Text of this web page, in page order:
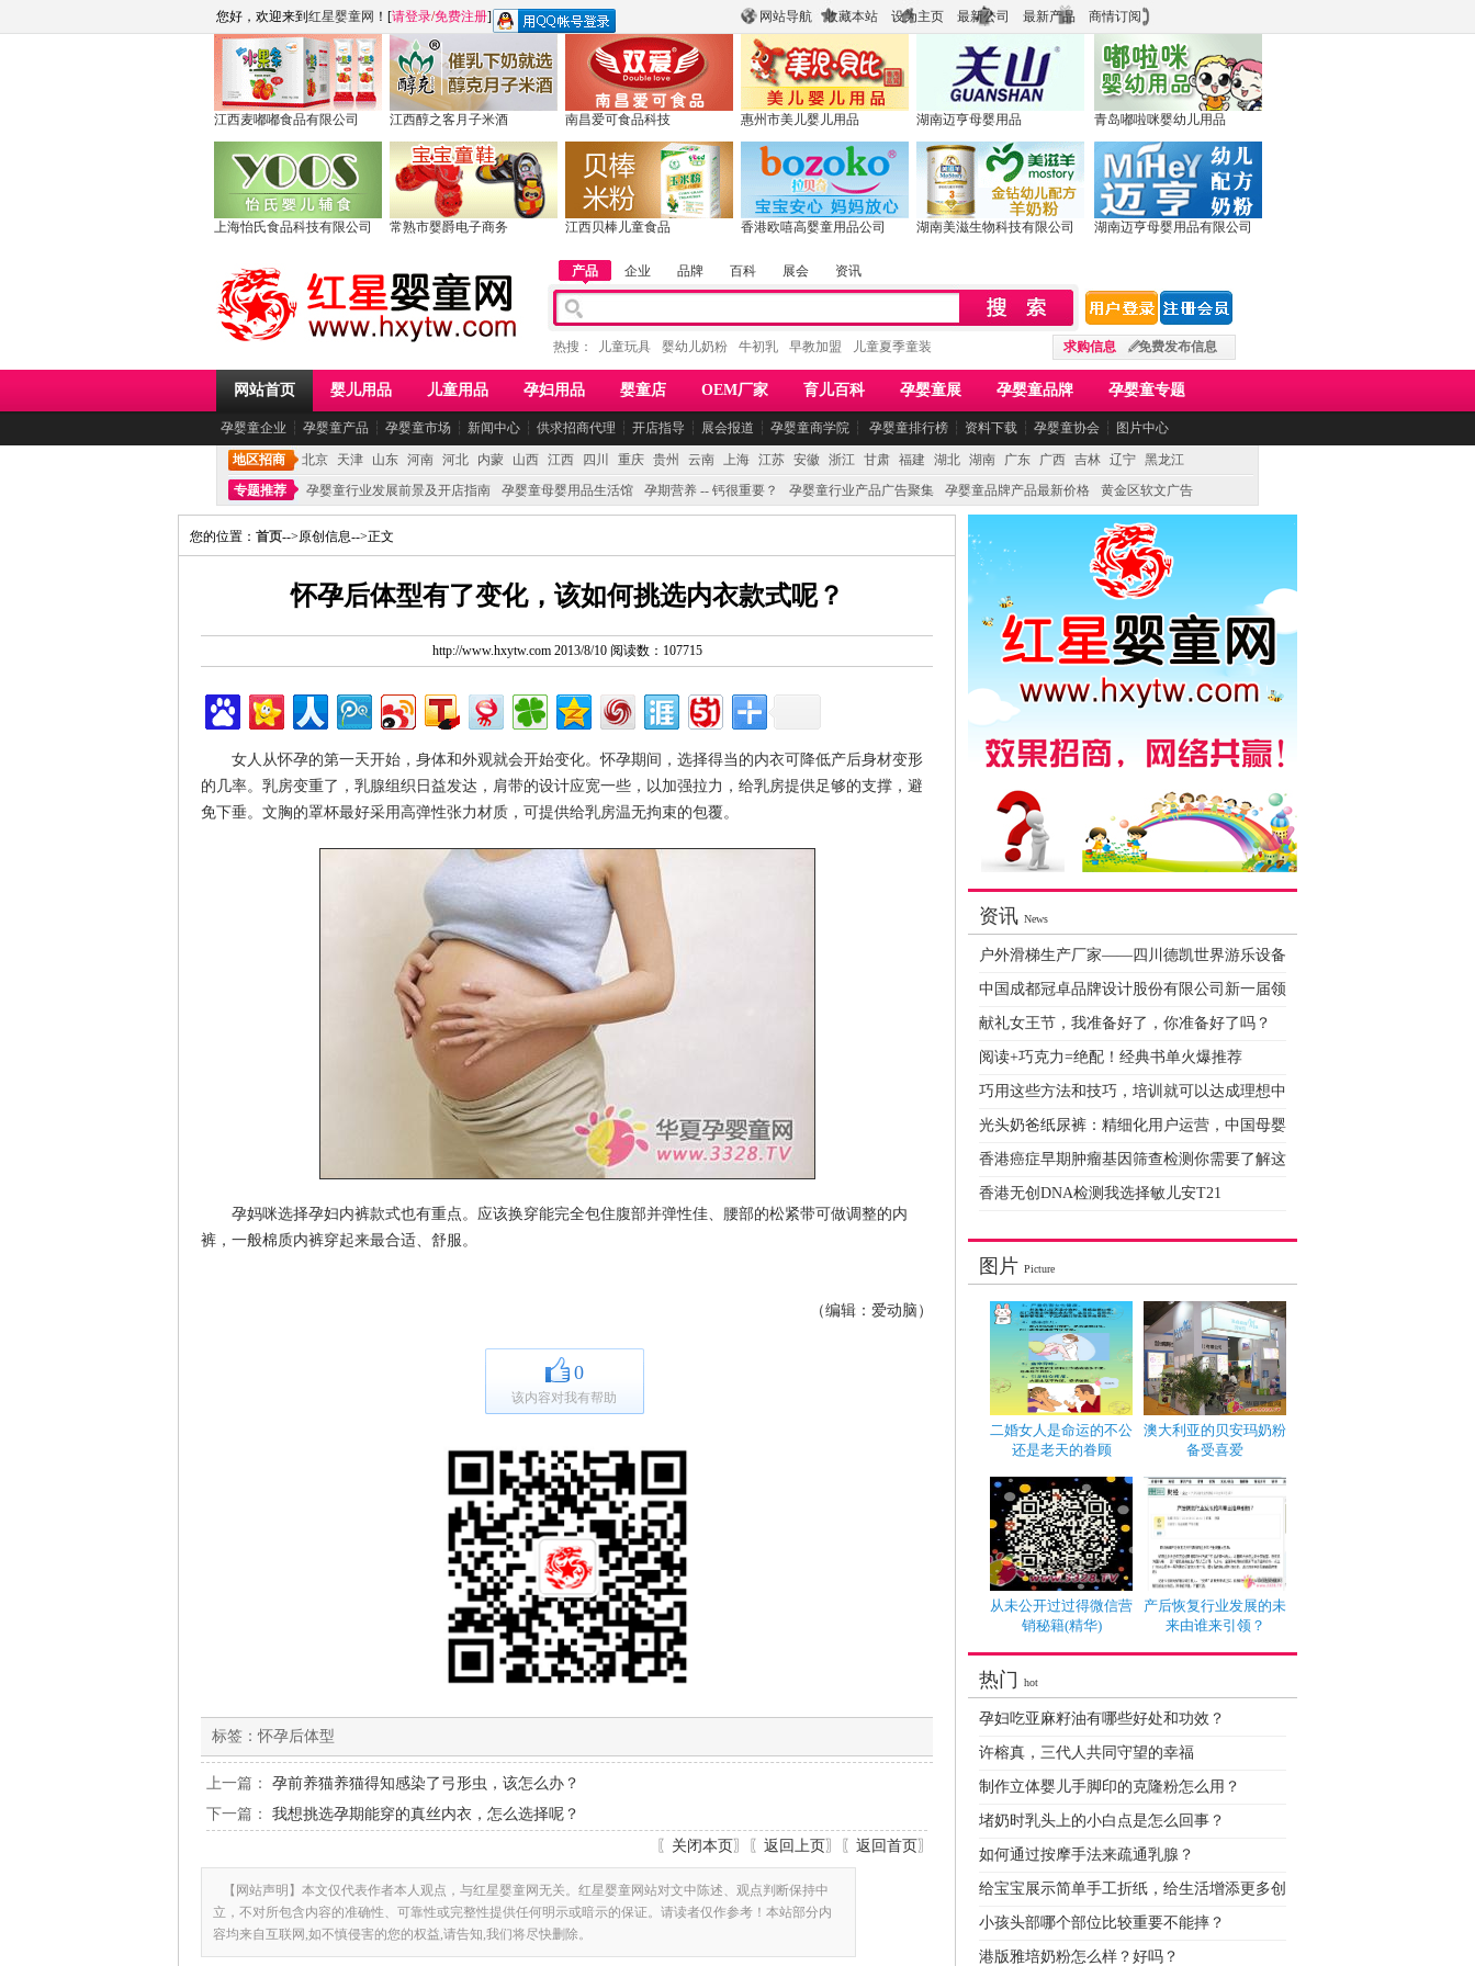
网站导航 收藏本站 设为主页 最新公司 最新产品 商情订阅
您好，欢迎来到 红星婴童网 ！[请登录/免费注册]
江西麦嘟嘟食品有限公司 江西醇之客月子米酒 南昌爱可食品科技 惠州市美儿婴儿用品 湖南迈亨母婴用品 青岛嘟啦咪婴幼儿用品
上海怡氏食品科技有限公司 常熟市婴爵电子商务 江西贝棒儿童食品 香港欧嘻高婴童用品公司 湖南美滋生物科技有限公司 湖南迈亨母婴用品有限公司
产品 企业 品牌 百科 展会 资讯
求购信息 免费发布信息
热搜： 儿童玩具 婴幼儿奶粉 牛初乳 早教加盟 儿童夏季童装
网站首页 婴儿用品 儿童用品 孕妇用品 婴童店 OEM厂家 育儿百科 孕婴童展 孕婴童品牌 孕婴童专题
孕婴童企业 ┆ 孕婴童产品 ┆ 孕婴童市场 ┆ 新闻中心 ┆ 供求招商代理 ┆ 开店指导 ┆ 展会报道 ┆ 孕婴童商学院 ┆ 孕婴童排行榜 ┆ 资料下载 ┆ 孕婴童协会 ┆ 图片中心
地区招商 北京 天津 山东 河南 河北 内蒙 山西 江西 四川 重庆 贵州 云南 上海 江苏 安徽 浙江 甘肃 福建 湖北 湖南 广东 广西 吉林 辽宁 黑龙江
专题推荐
孕婴童行业发展前景及开店指南 孕婴童母婴用品生活馆 孕期营养 -- 钙很重要？ 孕婴童行业产品广告聚集 孕婴童品牌产品最新价格 黄金区软文广告
您的位置： 首页-->原创信息-->正文
怀孕后体型有了变化，该如何挑选内衣款式呢？
http://www.hxytw.com 2013/8/10 阅读数：107715
女人从怀孕的第一天开始，身体和外观就会开始变化。怀孕期间，选择得当的内衣可降低产后身材变形
的几率。乳房变重了，乳腺组织日益发达，肩带的设计应宽一些，以加强拉力，给乳房提供足够的支撑，避
免下垂。文胸的罩杯最好采用高弹性张力材质，可提供给乳房温无拘束的包覆。
孕妈咪选择孕妇内裤款式也有重点。应该换穿能完全包住腹部并弹性佳、腰部的松紧带可做调整的内
裤，一般棉质内裤穿起来最合适、舒服。
（编辑：爱动脑）
0
该内容对我有帮助
标签：怀孕后体型
上一篇： 孕前养猫养猫得知感染了弓形虫，该怎么办？
下一篇： 我想挑选孕期能穿的真丝内衣，怎么选择呢？
〖 关闭本页〗〖 返回上页〗〖 返回首页〗
【网站声明】本文仅代表作者本人观点，与红星婴童网无关。红星婴童网站对文中陈述、观点判断保持中
立，不对所包含内容的准确性、可靠性或完整性提供任何明示或暗示的保证。请读者仅作参考！本站部分内
容均来自互联网,如不慎侵害的您的权益,请告知,我们将尽快删除。
资讯 News
户外滑梯生产厂家——四川德凯世界游乐设备
中国成都冠卓品牌设计股份有限公司新一届领
献礼女王节，我准备好了，你准备好了吗？
阅读+巧克力=绝配！经典书单火爆推荐
巧用这些方法和技巧，培训就可以达成理想中
光头奶爸纸尿裤：精细化用户运营，中国母婴
香港癌症早期肿瘤基因筛查检测你需要了解这
香港无创DNA检测我选择敏儿安T21
图片 Picture
二婚女人是命运的不公
还是老天的眷顾
澳大利亚的贝安玛奶粉
备受喜爱
从未公开过过得微信营
销秘籍(精华)
产后恢复行业发展的未
来由谁来引领？
热门 hot
孕妇吃亚麻籽油有哪些好处和功效？
许榕真，三代人共同守望的幸福
制作立体婴儿手脚印的克隆粉怎么用？
堵奶时乳头上的小白点是怎么回事？
如何通过按摩手法来疏通乳腺？
给宝宝展示简单手工折纸，给生活增添更多创
小孩头部哪个部位比较重要不能摔？
港版雅培奶粉怎么样？好吗？